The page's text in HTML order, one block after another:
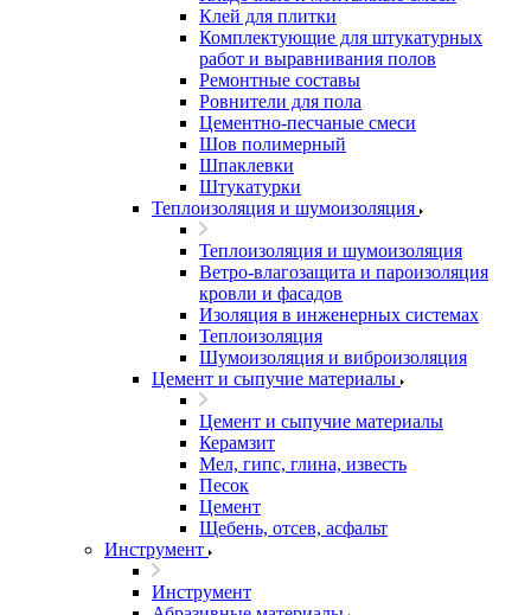
Клей для плитки
Комплектующие для штукатурных
работ и выравнивания полов
Ремонтные составы
Ровнители для пола
Цементно-песчаные смеси
Шов полимерный
Шпаклевки
Штукатурки
Теплоизоляция и шумоизоляция
Теплоизоляция и шумоизоляция
Ветро-влагозащита и пароизоляция
кровли и фасадов
Изоляция в инженерных системах
Теплоизоляция
Шумоизоляция и виброизоляция
Цемент и сыпучие материалы
Цемент и сыпучие материалы
Керамзит
Мел, гипс, глина, известь
Песок
Цемент
Щебень, отсев, асфальт
Инструмент
Инструмент